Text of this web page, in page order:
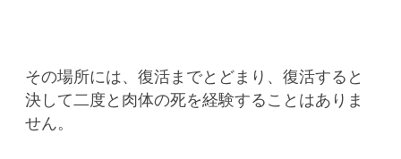
その場所には、復活までとどまり、復活すると
決して二度と肉体の死を経験することはありま
せん。